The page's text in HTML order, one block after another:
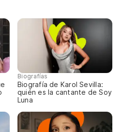
Biografías
Biografía de Karol Sevilla:
quién es la cantante de Soy
Luna